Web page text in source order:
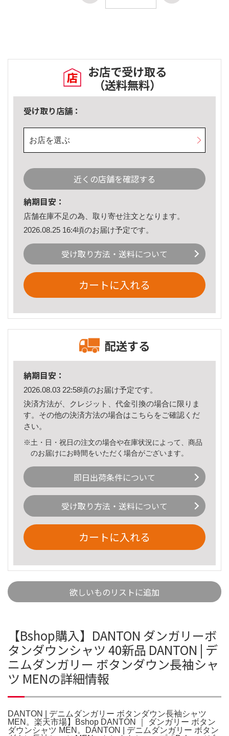
お店で受け取る
（送料無料）
受け取り店舗：
お店を選ぶ
近くの店舗を確認する
納期目安：
店舗在庫不足の為、取り寄せ注文となります。
2026.08.25 16:4頃のお届け予定です。
受け取り方法・送料について
カートに入れる
配送する
納期目安：
2026.08.03 22:58頃のお届け予定です。
決済方法が、クレジット、代金引換の場合に限りま
す。その他の決済方法の場合はこちら をご確認くだ
さい。
※土・日・祝日の注文の場合や在庫状況によって、商品
のお届けにお時間をいただく場合がございます。
即日出荷条件について
受け取り方法・送料について
カートに入れる
欲しいものリストに追加
【Bshop購入】DANTON ダンガリーボ
タンダウンシャツ 40新品 DANTON | デ
ニムダンガリー ボタンダウン長袖シャ
ツ MENの詳細情報
DANTON | デニムダンガリー ボタンダウン長袖シャツ
MEN。楽天市場】Bshop DANTON ｜ ダンガリー ボタン
ダウンシャツ MEN。DANTON | デニムダンガリー ボタン